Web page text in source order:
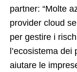
partner: “Molte
provider cloud
per gestire i
l’ecosistema
aiutare le